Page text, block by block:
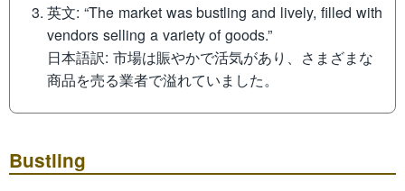
英文: “The market was bustling and lively, filled with
vendors selling a variety of goods.”
日本語訳: 市場は賑やかで活気があり、さまざまな
商品を売る業者で溢れていました。
Bustling